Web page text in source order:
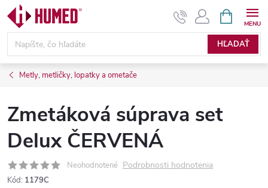
Prejsť
obsah
HĽADAŤ
KOŠÍK
Metly, metličky, lopatky a ometače
Zmetáková súprava set
Delux ČERVENÁ
Neohodnotené Podrobnosti hodnotenia
Kód: 1179C